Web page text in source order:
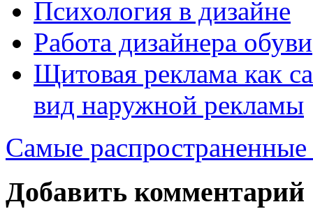
Психология в дизайне
Работа дизайнера обуви
Щитовая реклама как
вид наружной рекламы
Самые
Добавить комментарий